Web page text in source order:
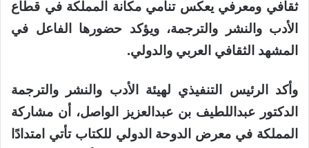
ثقافي ومعرفي يعكس تنامي مكانة المملكة في قطاع
الأدب والنشر والترجمة، ويؤكد حضورها الفاعل في
المشهد الثقافي العربي والدولي.
وأكد الرئيس التنفيذي لهيئة الأدب والنشر والترجمة
الدكتور عبداللطيف بن عبدالعزيز الواصل، أن مشاركة
المملكة في معرض الدوحة الدولي للكتاب تأتي امتدادًا